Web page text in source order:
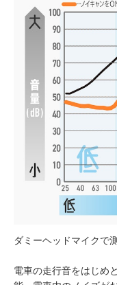
ダミーヘッドマイクで
電車の走行音をはじめ